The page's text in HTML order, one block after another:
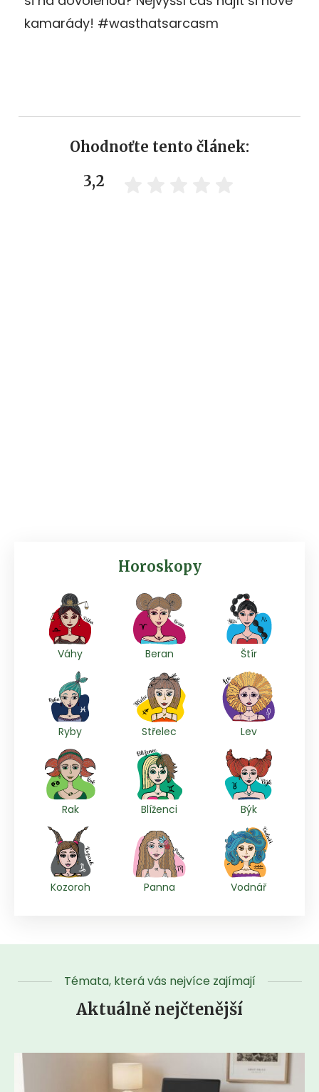
kamarády! #wasthatsarcasm
Ohodnoťte tento článek:
3,2
Horoskopy
Váhy Beran Štír
Ryby Střelec Lev
Rak Blíženci Býk
Kozoroh Panna Vodnář
Témata, která vás nejvíce zajímají
Aktuálně nejčtenější